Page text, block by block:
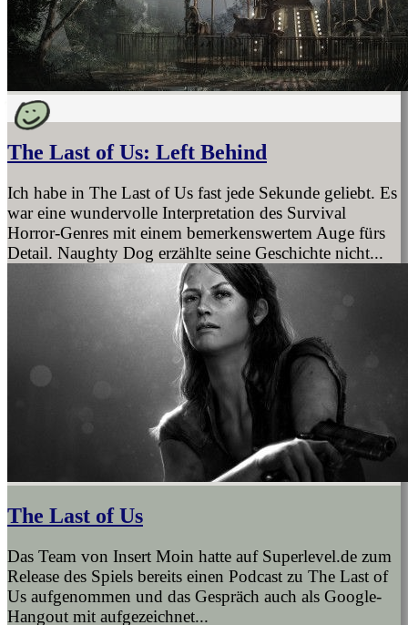
The Last of Us: Left Behind
Ich habe in The Last of Us fast jede Sekunde geliebt. Es
war eine wundervolle Interpretation des Survival
Horror-Genres mit einem bemerkenswertem Auge fürs
Detail. Naughty Dog erzählte seine Geschichte nicht...
The Last of Us
Das Team von Insert Moin hatte auf Superlevel.de zum
Release des Spiels bereits einen Podcast zu The Last of
Us aufgenommen und das Gespräch auch als Google-
Hangout mit aufgezeichnet...